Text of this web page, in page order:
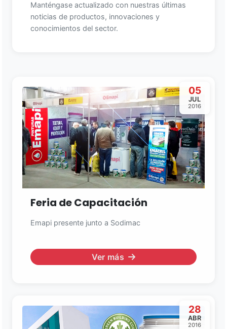
05
JUL
2016
Feria de Capacitación
Emapi presente junto a Sodimac
Ver más
28
ABR
2016
Manténgase actualizado con nuestras últimas
noticias de productos, innovaciones y
conocimientos del sector.